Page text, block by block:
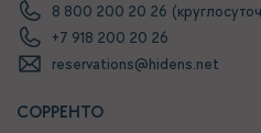
8 800 200 20 26
+7 918 200 20 26
reservations@hidens.net
СОРРЕНТО